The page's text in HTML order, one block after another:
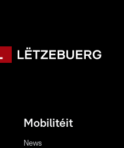
Mobilitéit
News